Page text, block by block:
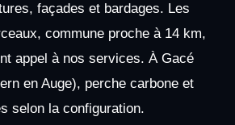
façades et bardages. Les
commune proche à 14 km,
appel à nos services. À Gacé
en Auge), perche carbone et
selon la configuration.